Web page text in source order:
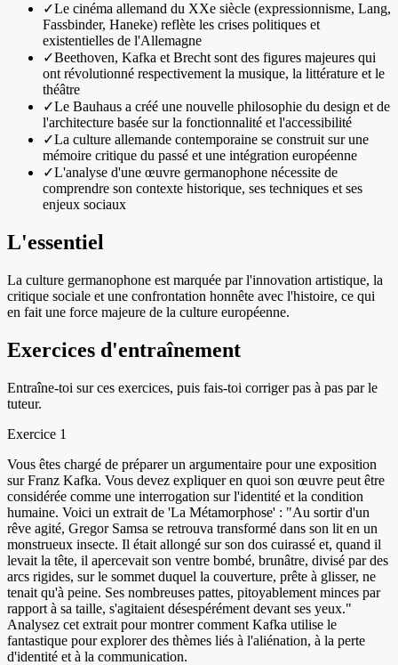
✓Le cinéma allemand du XXe siècle (expressionnisme, Lang,
Fassbinder, Haneke) reflète les crises politiques et
existentielles de l'Allemagne
✓Beethoven, Kafka et Brecht sont des figures majeures qui
ont révolutionné respectivement la musique, la littérature et le
théâtre
✓Le Bauhaus a créé une nouvelle philosophie du design et de
l'architecture basée sur la fonctionnalité et l'accessibilité
✓La culture allemande contemporaine se construit sur une
mémoire critique du passé et une intégration européenne
✓L'analyse d'une œuvre germanophone nécessite de
comprendre son contexte historique, ses techniques et ses
enjeux sociaux
L'essentiel
La culture germanophone est marquée par l'innovation artistique, la
critique sociale et une confrontation honnête avec l'histoire, ce qui
en fait une force majeure de la culture européenne.
Exercices d'entraînement
Entraîne-toi sur ces exercices, puis fais-toi corriger pas à pas par le
tuteur.
Exercice 1
Vous êtes chargé de préparer un argumentaire pour une exposition
sur Franz Kafka. Vous devez expliquer en quoi son œuvre peut être
considérée comme une interrogation sur l'identité et la condition
humaine. Voici un extrait de 'La Métamorphose' : "Au sortir d'un
rêve agité, Gregor Samsa se retrouva transformé dans son lit en un
monstrueux insecte. Il était allongé sur son dos cuirassé et, quand il
levait la tête, il apercevait son ventre bombé, brunâtre, divisé par des
arcs rigides, sur le sommet duquel la couverture, prête à glisser, ne
tenait qu'à peine. Ses nombreuses pattes, pitoyablement minces par
rapport à sa taille, s'agitaient désespérément devant ses yeux."
Analysez cet extrait pour montrer comment Kafka utilise le
fantastique pour explorer des thèmes liés à l'aliénation, à la perte
d'identité et à la communication.